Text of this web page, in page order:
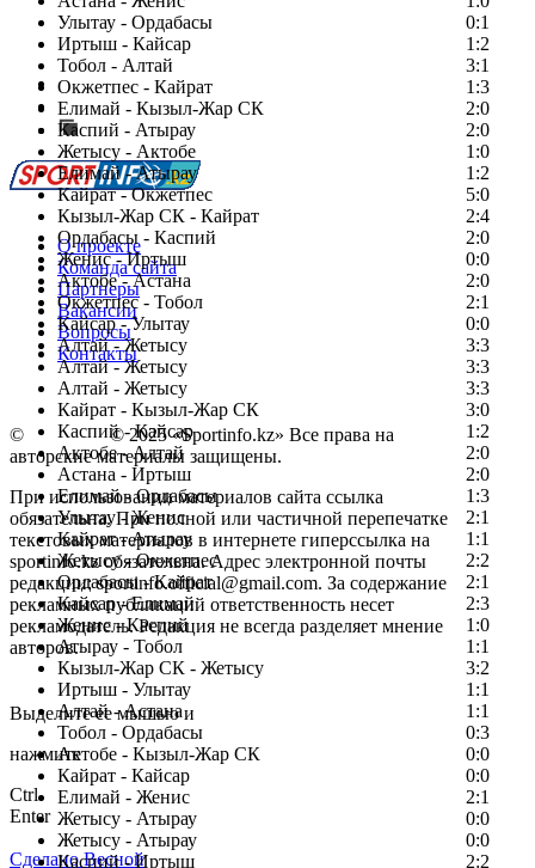
Улытау - Ордабасы
0:1
Иртыш - Кайсар
1:2
Тобол - Алтай
3:1
Окжетпес - Кайрат
1:3
Елимай - Кызыл-Жар СК
2:0
Каспий - Атырау
2:0
Жетысу - Актобе
1:0
Елимай - Атырау
1:2
Кайрат - Окжетпес
5:0
Кызыл-Жар СК - Кайрат
2:4
Ордабасы - Каспий
2:0
Женис - Иртыш
0:0
Актобе - Астана
2:0
Окжетпес - Тобол
2:1
Кайсар - Улытау
0:0
Алтай - Жетысу
3:3
Алтай - Жетысу
3:3
Алтай - Жетысу
3:3
Кайрат - Кызыл-Жар СК
3:0
Каспий - Кайсар
1:2
Актобе - Алтай
2:0
Астана - Иртыш
2:0
Елимай - Ордабасы
1:3
Улытау - Женис
2:1
Кайрат - Атырау
1:1
Жетысу - Окжетпес
2:2
Ордабасы - Кайрат
2:1
Кайсар - Елимай
2:3
Женис - Каспий
1:0
Атырау - Тобол
1:1
Кызыл-Жар СК - Жетысу
3:2
Иртыш - Улытау
1:1
Алтай - Астана
1:1
Тобол - Ордабасы
0:3
Актобе - Кызыл-Жар СК
0:0
Кайрат - Кайсар
0:0
Елимай - Женис
2:1
Жетысу - Атырау
0:0
Жетысу - Атырау
0:0
Каспий - Иртыш
2:2
Есть идея?
Сообщить о мероприятии
Перейти на старый сайт
О проекте
Команда сайта
Партнеры
Вакансии
Вопросы
Контакты
© Copyright© 2025 «Sportinfo.kz» Все права на
авторские материалы защищены.
При использовании материалов сайта ссылка
обязательна. При полной или частичной перепечатке
текстовых материалов в интернете гиперссылка на
sportinfo.kz обязательна. Адрес электронной почты
редакции: sportinfo.official@gmail.com. За содержание
рекламных публикаций ответственность несет
рекламодатель. Редакция не всегда разделяет мнение
авторов.
Заметили ошибку в тексте?
Выделите ее мышью и
нажмите
Ctrl
Enter
Сделано Весной